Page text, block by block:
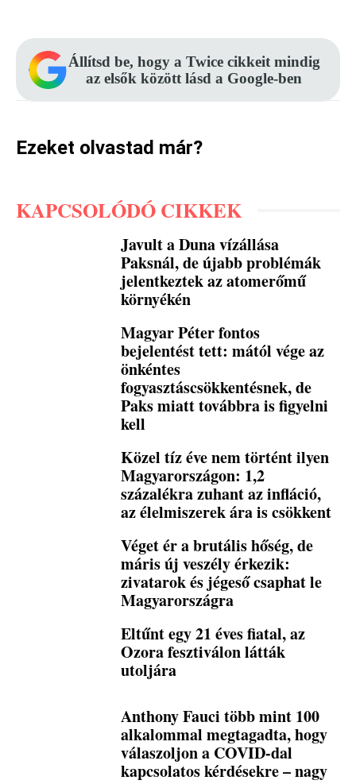
Állítsd be, hogy a Twice cikkeit mindig
az elsők között lásd a Google-ben
Ezeket olvastad már?
KAPCSOLÓDÓ CIKKEK
Javult a Duna vízállása
Paksnál, de újabb problémák
jelentkeztek az atomerőmű
környékén
Magyar Péter fontos
bejelentést tett: mától vége az
önkéntes
fogyasztáscsökkentésnek, de
Paks miatt továbbra is figyelni
kell
Közel tíz éve nem történt ilyen
Magyarországon: 1,2
százalékra zuhant az infláció,
az élelmiszerek ára is csökkent
Véget ér a brutális hőség, de
máris új veszély érkezik:
zivatarok és jégeső csaphat le
Magyarországra
Eltűnt egy 21 éves fiatal, az
Ozora fesztiválon látták
utoljára
Anthony Fauci több mint 100
alkalommal megtagadta, hogy
válaszoljon a COVID-dal
kapcsolatos kérdésekre – nagy